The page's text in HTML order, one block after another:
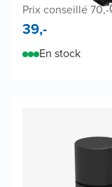
Prix conseillé 70,-
39,-
En stock